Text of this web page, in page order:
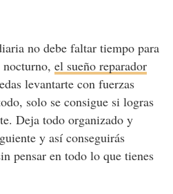
no debe faltar tiempo para
nocturno, el sueño reparador
levantarte con fuerzas
solo se consigue si logras
Deja todo organizado y
y así conseguirás
pensar en todo lo que tienes